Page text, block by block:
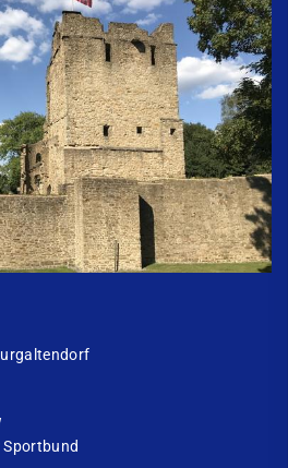
Sportbund